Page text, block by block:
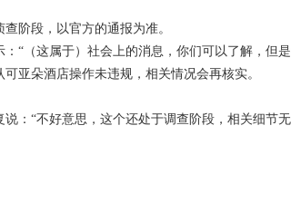
阶段，以官方的通报为准。
“（这属于）社会上的消息，你们可以了解，但
亚朵酒店操作未违规，相关情况会再核实。
：“不好意思，这个还处于调查阶段，相关细节